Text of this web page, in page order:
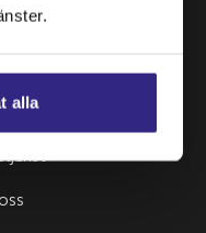
alla
oss